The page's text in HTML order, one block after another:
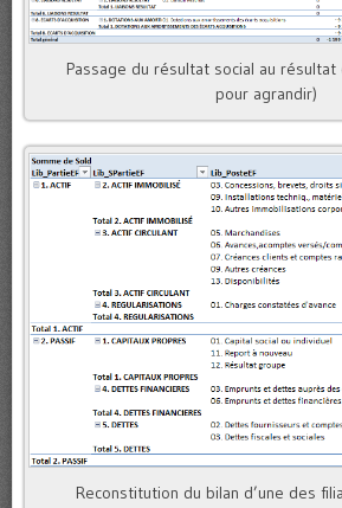
Passage du résultat social au
pour agrandir)
Reconstitution du bilan d’une des